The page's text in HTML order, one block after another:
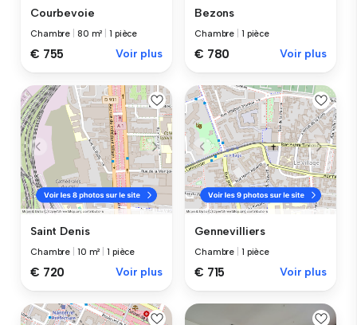
Courbevoie
Chambre 80 m² |1 pièce
€ 755 Voir plus
Bezons
Chambre 1 pièce
€ 780 Voir plus
Saint Denis
Chambre 10 m² |1 pièce
€ 720 Voir plus
Gennevilliers
Chambre 1 pièce
€ 715 Voir plus